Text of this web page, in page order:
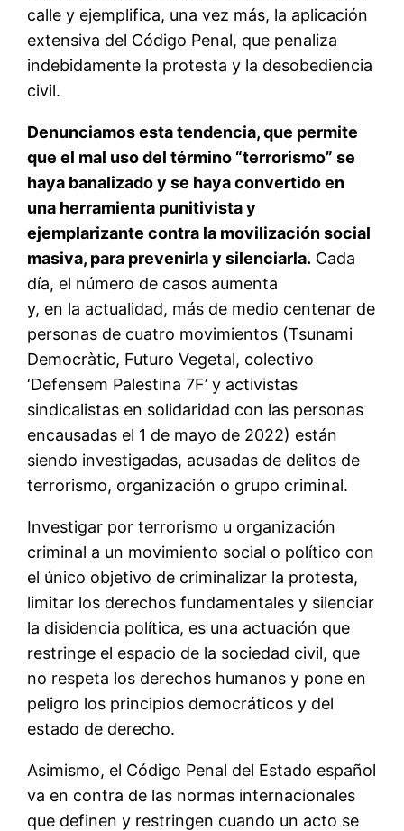
calle y ejemplifica, una vez más, la aplicación
extensiva del Código Penal, que penaliza
indebidamente la protesta y la desobediencia
civil.
Denunciamos esta tendencia, que permite
que el mal uso del término “terrorismo” se
haya banalizado y se haya convertido en
una herramienta punitivista y
ejemplarizante contra la movilización social
masiva, para prevenirla y silenciarla. Cada
día, el número de casos aumenta
y, en la actualidad, más de medio centenar de
personas de cuatro movimientos (Tsunami
Democràtic, Futuro Vegetal, colectivo
‘Defensem Palestina 7F’ y activistas
sindicalistas en solidaridad con las personas
encausadas el 1 de mayo de 2022) están
siendo investigadas, acusadas de delitos de
terrorismo, organización o grupo criminal.
Investigar por terrorismo u organización
criminal a un movimiento social o político con
el único objetivo de criminalizar la protesta,
limitar los derechos fundamentales y silenciar
la disidencia política, es una actuación que
restringe el espacio de la sociedad civil, que
no respeta los derechos humanos y pone en
peligro los principios democráticos y del
estado de derecho.
Asimismo, el Código Penal del Estado español
va en contra de las normas internacionales
que definen y restringen cuando un acto se